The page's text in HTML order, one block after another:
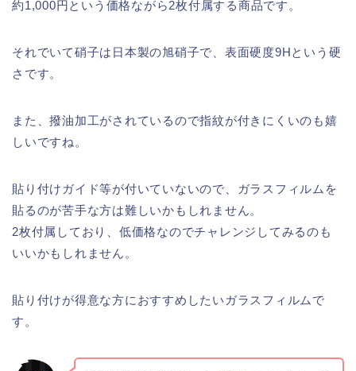
約1,000円という価格ながら2枚付属する商品です。
それでいて硝子は日本製の旭硝子で、表面硬度9Hという硬
さです。
また、撥油加工がされているので指紋が付きにくいのも嬉
しいですね。
貼り付けガイド等が付いていないので、ガラスフィルムを
貼るのが苦手な方は難しいかもしれません。
2枚付属しており、低価格なのでチャレンジしてみるのも
いいかもしれません。
貼り付けが得意な方におすすめしたいガラスフィルムで
す。